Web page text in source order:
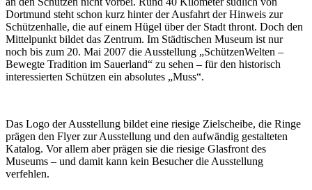
Dortmund steht schon kurz hinter der Ausfahrt der Hinweis zur
Schützenhalle, die auf einem Hügel über der Stadt thront. Doch den
Mittelpunkt bildet das Zentrum. Im Städtischen Museum ist nur
noch bis zum 20. Mai 2007 die Ausstellung „SchützenWelten –
Bewegte Tradition im Sauerland“ zu sehen – für den historisch
interessierten Schützen ein absolutes „Muss“.
Das Logo der Ausstellung bildet eine riesige Zielscheibe, die Ringe
prägen den Flyer zur Ausstellung und den aufwändig gestalteten
Katalog. Vor allem aber prägen sie die riesige Glasfront des
Museums – und damit kann kein Besucher die Ausstellung
verfehlen.